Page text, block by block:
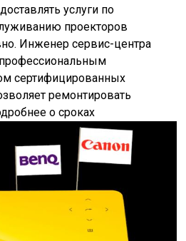
услуги по
проекторов
Инженер сервис-центра
сертифицированных
ремонтировать
о сроках